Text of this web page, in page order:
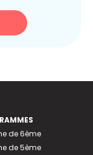
de 6ème
de 5ème